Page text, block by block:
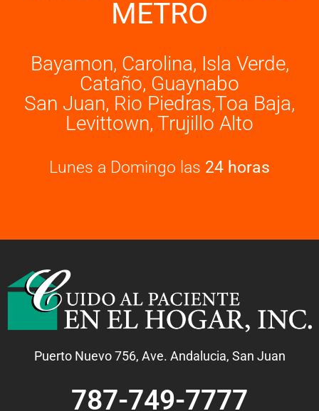
METRO
Bayamon, Carolina, Isla Verde,
Cataño, Guaynabo
San Juan, Rio Piedras,Toa Baja,
Levittown, Trujillo Alto
Lunes a Domingo las 24 horas
Puerto Nuevo 756, Ave. Andalucia, San Juan
787-749-7777